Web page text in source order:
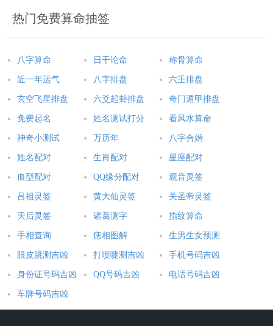
妇，鸡婆也，好管闲事，易生是非，及吃力不讨好。如：品容蓉
2017年鸡年出生的女宝宝的性格特点
属鸡的女人都有哪些优点：节约，付出
优点就使得很多人都愿意和属鸡的女人做朋友了。
很吝啬，但是属鸡的女人不是，该花的钱一分都不会少，可以最
大程度的给别人提供方便，有人来借钱的时候也多半会慷慨解
囊，有及时雨的江湖称号哦。
细数属鸡的女人有什么缺点：天真，轻信
属鸡的女人其实性格特点还是很善良平和的，不过千万别以为这
热门免费算命抽签
八字算命 日干论命 称骨算命
近一年运气 八字排盘 六壬排盘
玄空飞星排盘 六爻起卦排盘 奇门遁甲排盘
免费起名 姓名测试打分 看风水算命
神奇小测试 万历年 八字合婚
姓名配对 生肖配对 星座配对
血型配对 QQ缘分配对 观音灵签
吕祖灵签 黄大仙灵签 关圣帝灵签
天后灵签 诸葛测字 指纹算命
手相查询 痣相图解 生男生女预测
眼皮跳测吉凶 打喷嚏测吉凶 手机号码吉凶
身份证号码吉凶 QQ号码吉凶 电话号码吉凶
车牌号码吉凶